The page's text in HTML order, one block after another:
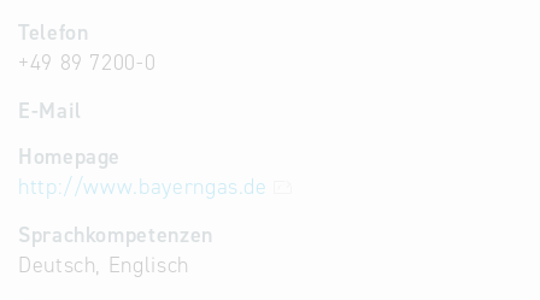
Telefon
+49 89 7200-0
E-Mail
Homepage
http://www.bayerngas.de
Sprachkompetenzen
Deutsch, Englisch